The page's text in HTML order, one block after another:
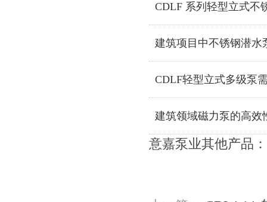
CDLF 系列轻型立式不
建筑项目中不锈钢潜水
CDLF轻型立式多级泵
建筑领域磁力泵的高效
意嘉泵业其他产品：